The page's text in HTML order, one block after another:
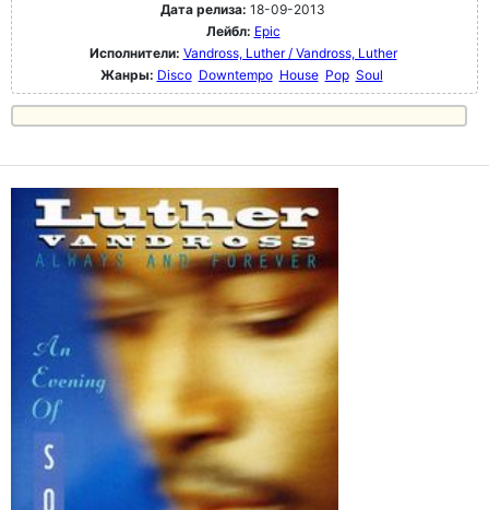
Дата релиза: 18-09-2013
Лейбл: Epic
Исполнители: Vandross, Luther / Vandross, Luther
Жанры: Disco Downtempo House Pop Soul